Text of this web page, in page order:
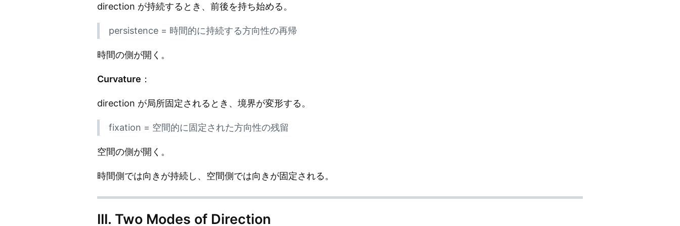
direction が持続するとき、前後を持ち始める。
persistence = 時間的に持続する方向性の再帰
時間の側が開く。
Curvature ：
direction が局所固定されるとき、境界が変形する。
fixation = 空間的に固定された方向性の残留
空間の側が開く。
時間側では向きが持続し、空間側では向きが固定される。
III. Two Modes of Direction